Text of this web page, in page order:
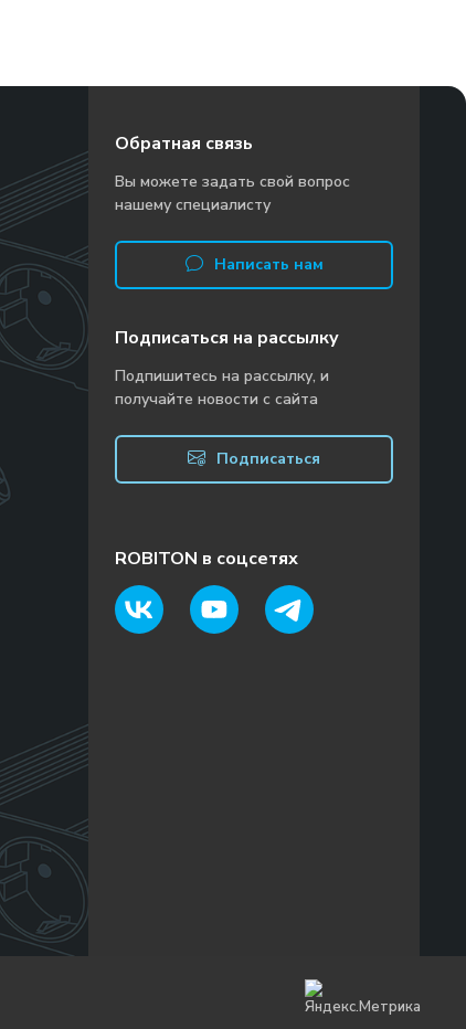
Обратная связь
Вы можете задать свой вопрос
нашему специалисту
Написать нам
Подписаться на рассылку
Подпишитесь на рассылку, и
получайте новости с сайта
Подписаться
ROBITON в соцсетях